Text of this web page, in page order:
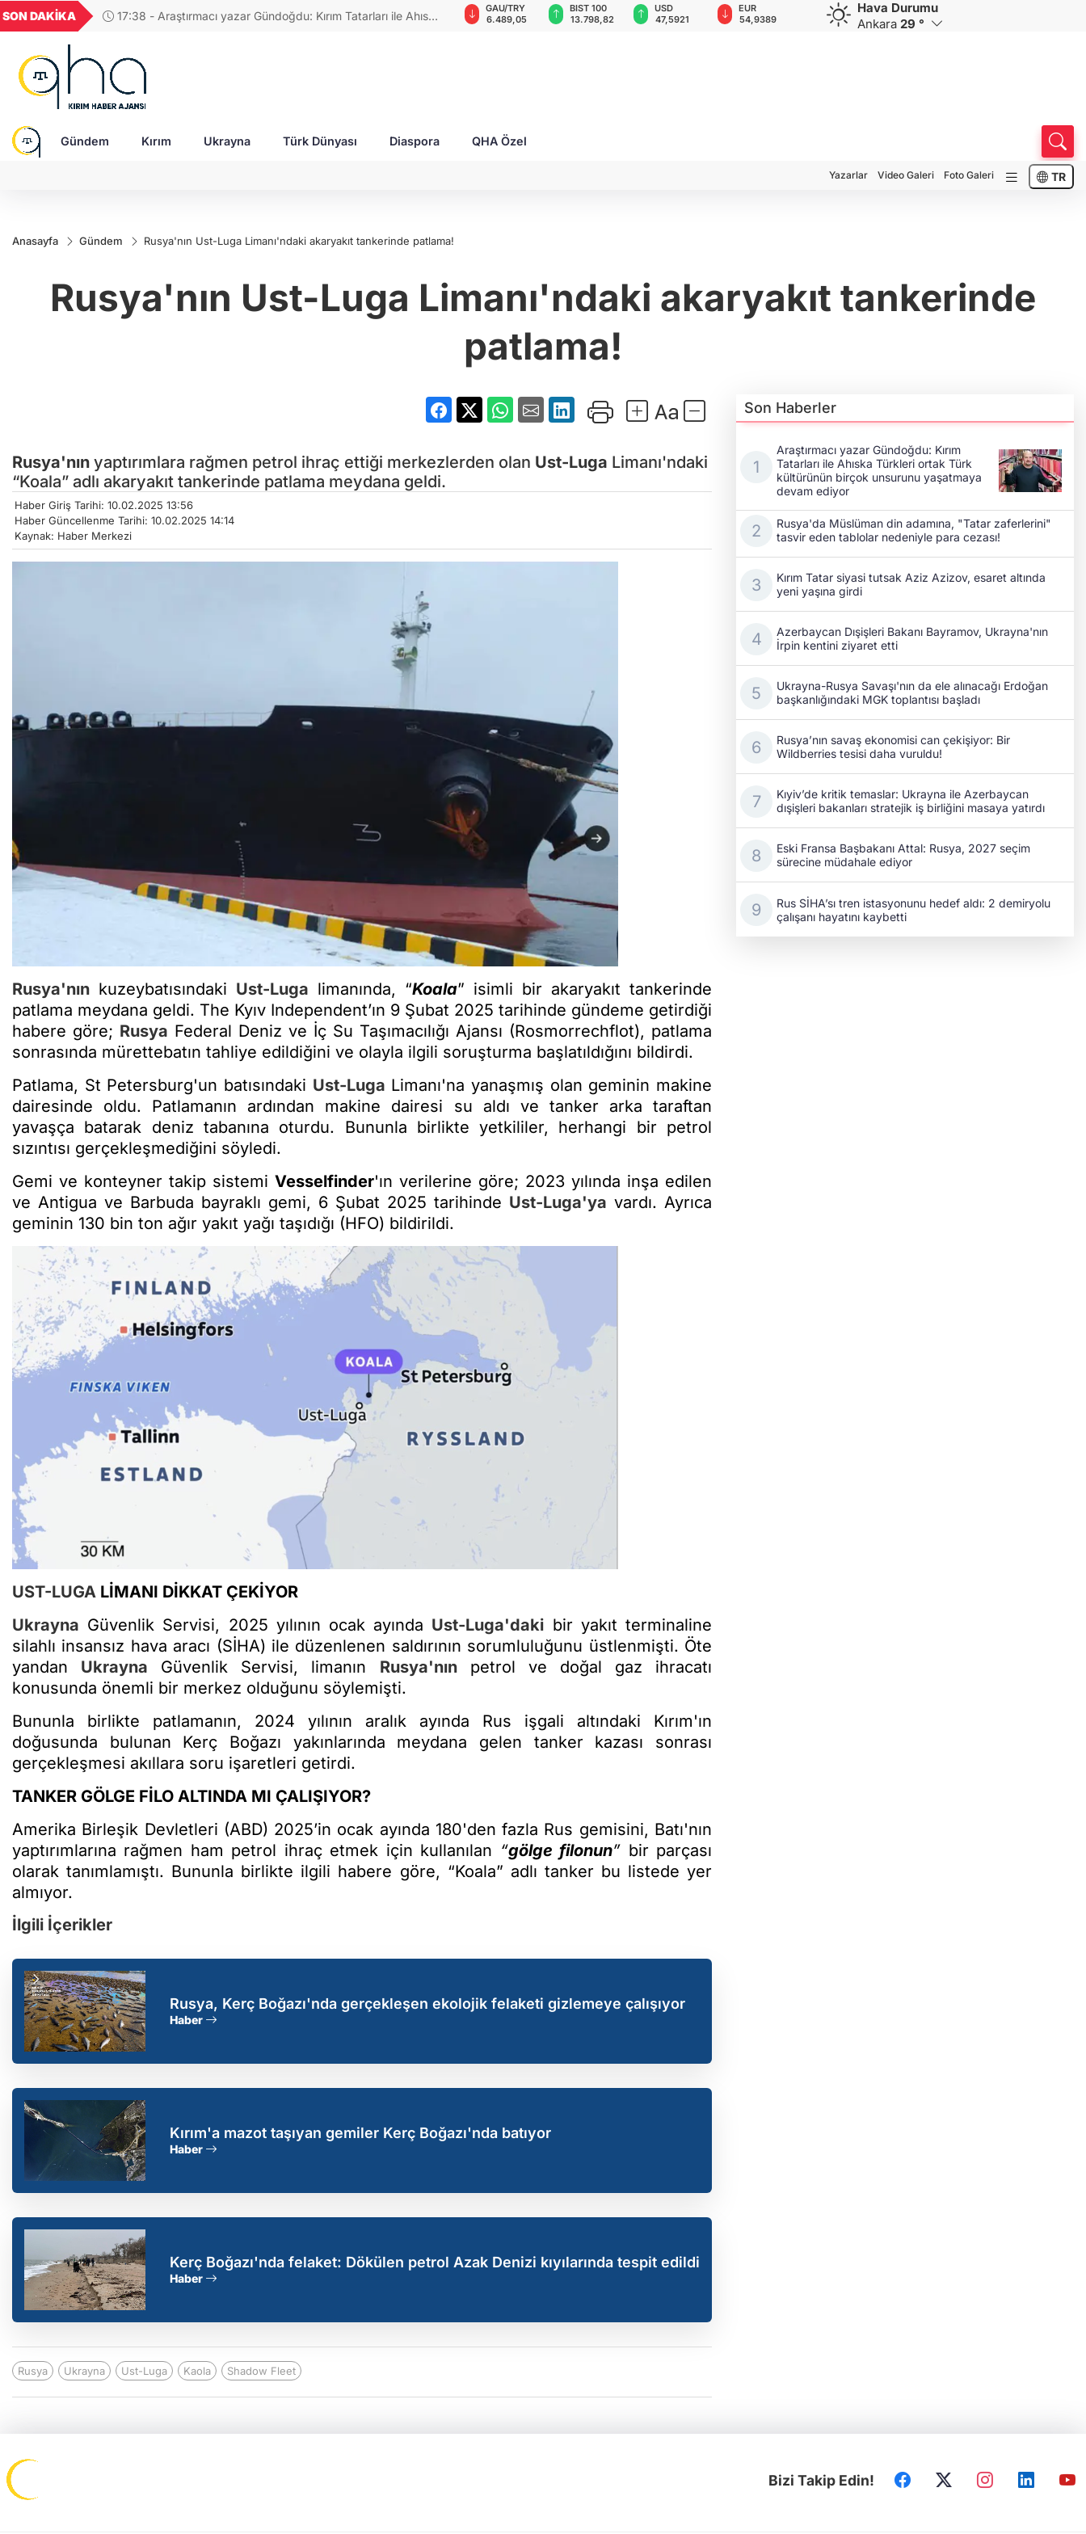
SON DAKİKA
17:58 - Rusya'da Müslüman din adamına, "Tatar zaferlerini"
GEL
18,1997
16,2320
28,0626
0,0018
6.489,05
BIST 100
13.798,82
USD
47,5921
EUR
54,9389
GBP
64,1516
CHF
58,5605
CAD
33,9410
Hava Durumu
Ankara 29 °
Gündem Kırım Ukrayna Türk Dünyası Diaspora QHA Özel
Yazarlar Video Galeri Foto Galeri TR
Anasayfa Gündem Rusya'nın Ust-Luga Limanı'ndaki akaryakıt tankerinde patlama!
Rusya'nın Ust-Luga Limanı'ndaki akaryakıt tankerinde
patlama!
Rusya'nın yaptırımlara rağmen petrol ihraç ettiği merkezlerden olan Ust-Luga Limanı'ndaki
“Koala” adlı akaryakıt tankerinde patlama meydana geldi.
Haber Giriş Tarihi: 10.02.2025 13:56
Haber Güncellenme Tarihi: 10.02.2025 14:14
Kaynak: Haber Merkezi
Rusya'nın kuzeybatısındaki Ust-Luga limanında, “Koala” isimli bir akaryakıt tankerinde
patlama meydana geldi. The Kyıv Independent’ın 9 Şubat 2025 tarihinde gündeme getirdiği
habere göre; Rusya Federal Deniz ve İç Su Taşımacılığı Ajansı (Rosmorrechflot), patlama
sonrasında mürettebatın tahliye edildiğini ve olayla ilgili soruşturma başlatıldığını bildirdi.
Patlama, St Petersburg'un batısındaki Ust-Luga Limanı'na yanaşmış olan geminin makine
dairesinde oldu. Patlamanın ardından makine dairesi su aldı ve tanker arka taraftan
yavaşça batarak deniz tabanına oturdu. Bununla birlikte yetkililer, herhangi bir petrol
sızıntısı gerçekleşmediğini söyledi.
Gemi ve konteyner takip sistemi Vesselfinder'ın verilerine göre; 2023 yılında inşa edilen
ve Antigua ve Barbuda bayraklı gemi, 6 Şubat 2025 tarihinde Ust-Luga'ya vardı. Ayrıca
geminin 130 bin ton ağır yakıt yağı taşıdığı (HFO) bildirildi.
UST-LUGA LİMANI DİKKAT ÇEKİYOR
Ukrayna Güvenlik Servisi, 2025 yılının ocak ayında Ust-Luga'daki bir yakıt terminaline
silahlı insansız hava aracı (SİHA) ile düzenlenen saldırının sorumluluğunu üstlenmişti. Öte
yandan Ukrayna Güvenlik Servisi, limanın Rusya'nınpetrol ve doğal gaz ihracatı
konusunda önemli bir merkez olduğunu söylemişti.
Bununla birlikte patlamanın, 2024 yılının aralık ayında Rus işgali altındaki Kırım'ın
doğusunda bulunan Kerç Boğazı yakınlarında meydana gelen tanker kazası sonrası
gerçekleşmesi akıllara soru işaretleri getirdi.
TANKER GÖLGE FİLO ALTINDA MI ÇALIŞIYOR?
Amerika Birleşik Devletleri (ABD) 2025’in ocak ayında 180'den fazla Rus gemisini, Batı'nın
yaptırımlarına rağmen ham petrol ihraç etmek için kullanılan “gölge filonun” bir parçası
olarak tanımlamıştı. Bununla birlikte ilgili habere göre, “Koala” adlı tanker bu listede yer
almıyor.
İlgili İçerikler
Rusya, Kerç Boğazı'nda gerçekleşen ekolojik felaketi gizlemeye çalışıyor
Haber
Kırım'a mazot taşıyan gemiler Kerç Boğazı'nda batıyor
Haber
Kerç Boğazı'nda felaket: Dökülen petrol Azak Denizi kıyılarında tespit edildi
Haber
Rusya Ukrayna Ust-Luga Kaola Shadow Fleet
Son Haberler
Araştırmacı yazar Gündoğdu: Kırım
Tatarları ile Ahıska Türkleri ortak Türk
kültürünün birçok unsurunu yaşatmaya
devam ediyor
Rusya'da Müslüman din adamına, "Tatar zaferlerini"
tasvir eden tablolar nedeniyle para cezası!
Kırım Tatar siyasi tutsak Aziz Azizov, esaret altında
yeni yaşına girdi
Azerbaycan Dışişleri Bakanı Bayramov, Ukrayna'nın
İrpin kentini ziyaret etti
Ukrayna-Rusya Savaşı'nın da ele alınacağı Erdoğan
başkanlığındaki MGK toplantısı başladı
Rusya’nın savaş ekonomisi can çekişiyor: Bir
Wildberries tesisi daha vuruldu!
Kıyiv’de kritik temaslar: Ukrayna ile Azerbaycan
dışişleri bakanları stratejik iş birliğini masaya yatırdı
Eski Fransa Başbakanı Attal: Rusya, 2027 seçim
sürecine müdahale ediyor
Rus SİHA’sı tren istasyonunu hedef aldı: 2 demiryolu
çalışanı hayatını kaybetti
Bizi Takip Edin!